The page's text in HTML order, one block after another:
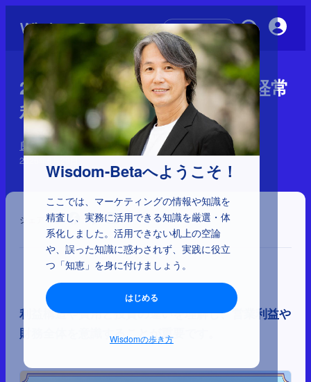
Wisdom-Betaへようこそ！
ここでは、マーケティングの情報や知識を
精査し、実務に活用できる知識を厳選・体
系化しました。活用できない机上の空論
や、誤った知識に惑わされず、実践に役立
つ「知恵」を身に付けましょう。
はじめる
Wisdomの歩き方
初めての方へ
2-6-15：「営業利益」から「経常
利益」「純利益」
良い売上、悪い売上
2026年6月29日
シェア
利益構造や費用と投資の違いを理解し、営業利益や
財務全体を意識することが重要です。